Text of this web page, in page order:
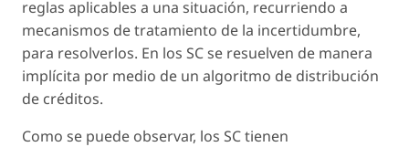
reglas aplicables a una situación, recurriendo a
mecanismos de tratamiento de la incertidumbre,
para resolverlos. En los SC se resuelven de manera
implícita por medio de un algoritmo de distribución
de créditos.
Como se puede observar, los SC tienen